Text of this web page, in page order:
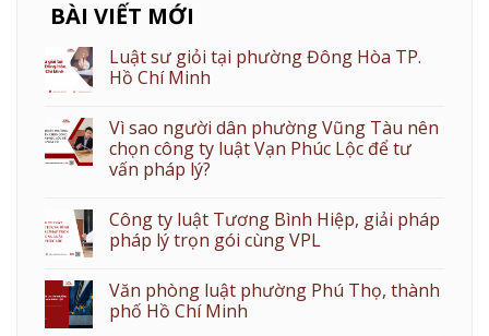
BÀI VIẾT MỚI
Luật sư giỏi tại phường Đông Hòa TP.
Hồ Chí Minh
Vì sao người dân phường Vũng Tàu nên
chọn công ty luật Vạn Phúc Lộc để tư
vấn pháp lý?
Công ty luật Tương Bình Hiệp, giải pháp
pháp lý trọn gói cùng VPL
Văn phòng luật phường Phú Thọ, thành
phố Hồ Chí Minh